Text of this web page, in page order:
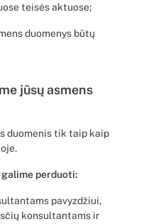
teisės aktuose;
duomenys būtų
jūsų asmens
duomenis tik taip kaip
galime perduoti:
pavyzdžiui,
konsultantams ir